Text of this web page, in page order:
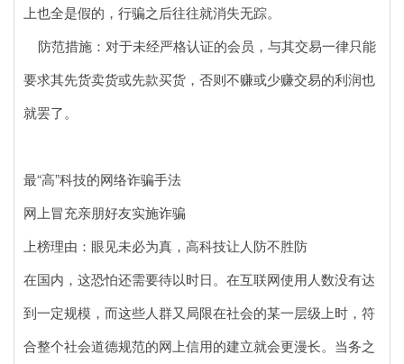
上也全是假的，行骗之后往往就消失无踪。
防范措施：对于未经严格认证的会员，与其交易一律只能
要求其先货卖货或先款买货，否则不赚或少赚交易的利润也
就罢了。
最“高”科技的网络诈骗手法
网上冒充亲朋好友实施诈骗
上榜理由：眼见未必为真，高科技让人防不胜防
在国内，这恐怕还需要待以时日。在互联网使用人数没有达
到一定规模，而这些人群又局限在社会的某一层级上时，符
合整个社会道德规范的网上信用的建立就会更漫长。当务之